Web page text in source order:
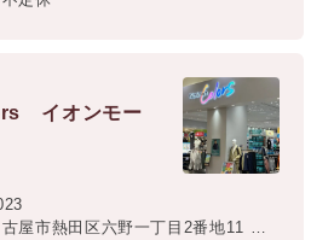
イオンモー
屋市熱田区六野一丁目2番地11 イ